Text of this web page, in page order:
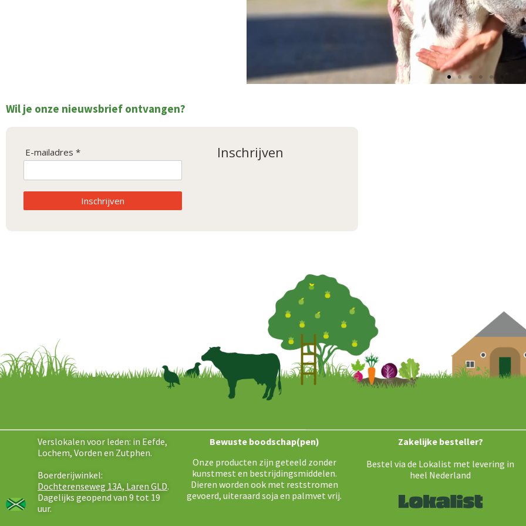
Wil je onze nieuwsbrief ontvangen?
E-mailadres *
Inschrijven
Inschrijven
Verslokalen voor leden: in Eefde,
Lochem, Vorden en Zutphen.
Boerderijwinkel:
Dochterenseweg 13A, Laren GLD.
Dagelijks geopend van 9 tot 19
uur.
Bewuste boodschap(pen)
Onze producten zijn geteeld zonder
kunstmest en bestrijdingsmiddelen.
Dieren worden ook met reststromen
gevoerd, uiteraard soja en palmvet vrij.
Zakelijke besteller?
Bestel via de Lokalist met levering in
heel Nederland